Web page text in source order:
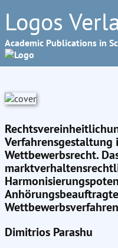
Logos
Academic Publications in
Verfahrensgestaltung
Wettbewerbsrecht.
Wettbewerbsverfahren
Dimitrios Parashu